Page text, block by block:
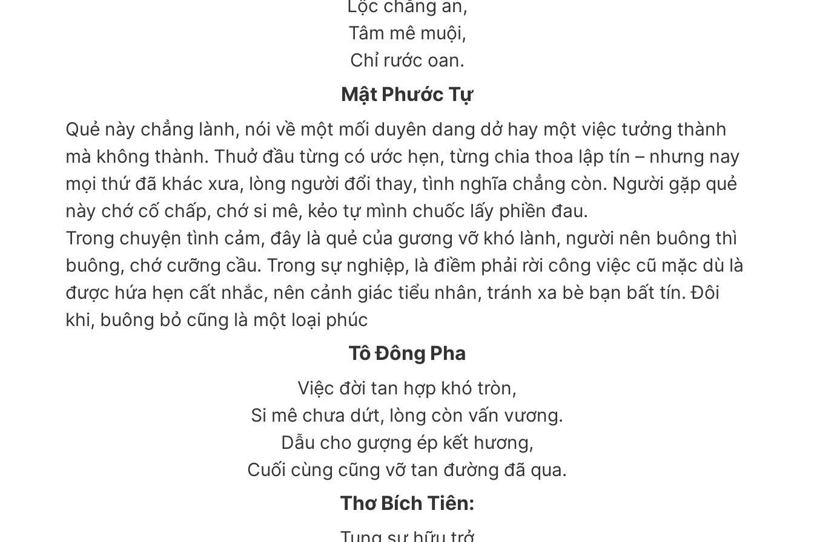
Lộc chẳng an,
Tâm mê muội,
Chỉ rước oan.
Mật Phước Tự
Quẻ này chẳng lành, nói về một mối duyên dang dở hay một việc tưởng thành
mà không thành. Thuở đầu từng có ước hẹn, từng chia thoa lập tín – nhưng nay
mọi thứ đã khác xưa, lòng người đổi thay, tình nghĩa chẳng còn. Người gặp quẻ
này chớ cố chấp, chớ si mê, kẻo tự mình chuốc lấy phiền đau.
Trong chuyện tình cảm, đây là quẻ của gương vỡ khó lành, người nên buông thì
buông, chớ cưỡng cầu. Trong sự nghiệp, là điềm phải rời công việc cũ mặc dù là
được hứa hẹn cất nhắc, nên cảnh giác tiểu nhân, tránh xa bè bạn bất tín. Đôi
khi, buông bỏ cũng là một loại phúc
Tô Đông Pha
Việc đời tan hợp khó tròn,
Si mê chưa dứt, lòng còn vấn vương.
Dẫu cho gượng ép kết hương,
Cuối cùng cũng vỡ tan đường đã qua.
Thơ Bích Tiên: